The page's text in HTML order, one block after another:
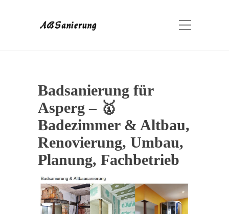
Badsanierung für
Asperg – 🥇
Badezimmer & Altbau,
Renovierung, Umbau,
Planung, Fachbetrieb